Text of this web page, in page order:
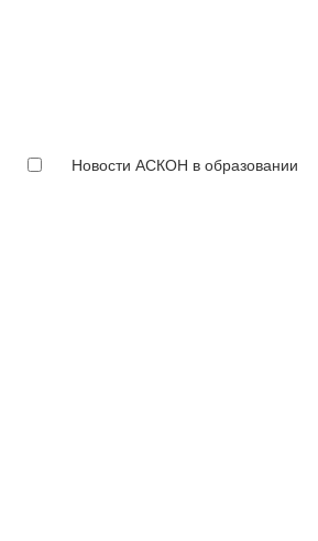
Новости АСКОН в образовании